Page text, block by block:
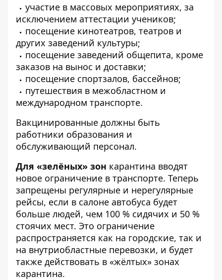
участие в массовых мероприятиях, за
исключением аттестации учеников;
посещение кинотеатров, театров и
других заведений культуры;
посещение заведений общепита, кроме
заказов на вынос и доставки;
посещение спортзалов, бассейнов;
путешествия в межобластном и
международном транспорте.
Вакцинированные должны быть
работники образования и
обслуживающий персонал.
Для «зелёных» зон карантина вводят
новое ограничение в транспорте. Теперь
запрещены регулярные и нерегулярные
рейсы, если в салоне автобуса будет
больше людей, чем 100 % сидячих и 50 %
стоячих мест. Это ограничение
распространяется как на городские, так и
на внутриобластные перевозки, и будет
также действовать в «жёлтых» зонах
карантина.